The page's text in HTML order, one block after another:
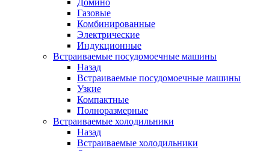
Домино
Газовые
Комбинированные
Электрические
Индукционные
Встраиваемые посудомоечные машины
Назад
Встраиваемые посудомоечные машины
Узкие
Компактные
Полноразмерные
Встраиваемые холодильники
Назад
Встраиваемые холодильники